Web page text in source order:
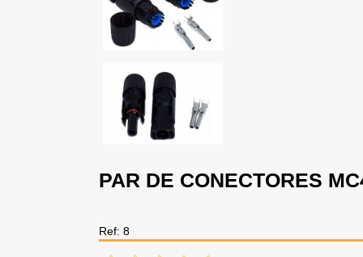
PAR DE CONECTORES
Ref: 8